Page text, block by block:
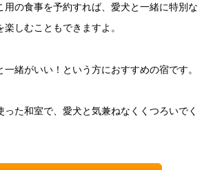
用の食事を予約すれば、愛犬と一緒に特別な
しむこともできますよ。
緒がいい！という方におすすめの宿です。
った和室で、愛犬と気兼ねなくくつろいでく